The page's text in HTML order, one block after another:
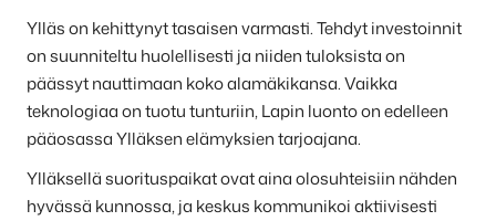
Ylläs on kehittynyt tasaisen varmasti. Tehdyt investoinnit
on suunniteltu huolellisesti ja niiden tuloksista on
päässyt nauttimaan koko alamäkikansa. Vaikka
teknologiaa on tuotu tunturiin, Lapin luonto on edelleen
pääosassa Ylläksen elämyksien tarjoajana.
Ylläksellä suorituspaikat ovat aina olosuhteisiin nähden
hyvässä kunnossa, ja keskus kommunikoi aktiivisesti